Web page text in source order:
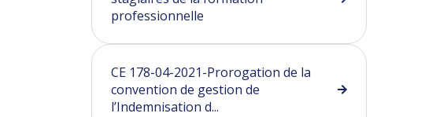
professionnelle
CE 178-04-2021-Prorogation de la
convention de gestion de
l’Indemnisation d...